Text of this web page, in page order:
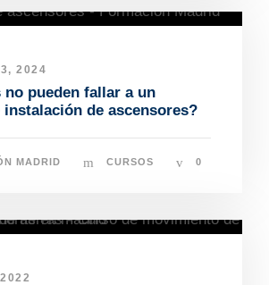
2024
no pueden fallar a un
de ascensores?
MADRID CURSOS 0